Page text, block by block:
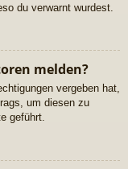
du verwarnt wurdest.
melden?
vergeben hat,
um diesen zu
geführt.